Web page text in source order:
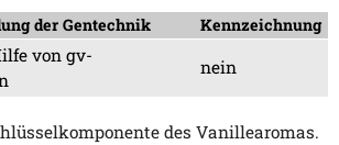
der Gentechnik Kennzeichnung
von gv-
nein
des Vanillearomas.